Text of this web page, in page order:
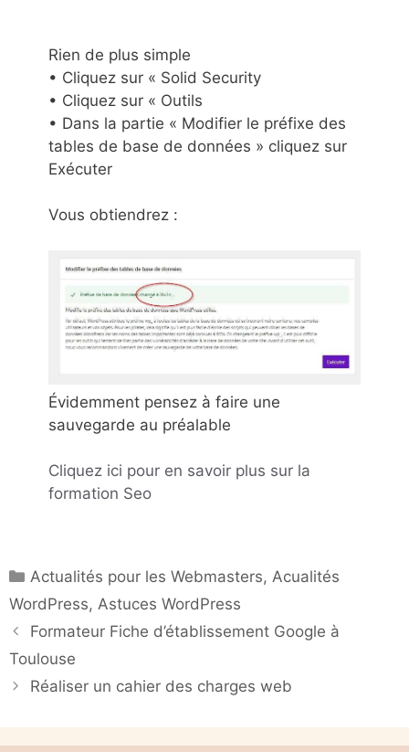
Rien de plus simple
• Cliquez sur « Solid Security
• Cliquez sur « Outils
• Dans la partie « Modifier le préfixe des
tables de base de données » cliquez sur
Exécuter
Vous obtiendrez :
Évidemment pensez à faire une
sauvegarde au préalable
Cliquez ici pour en savoir plus sur la
formation Seo
Catégories
Actualités pour les Webmasters, Acualités
WordPress, Astuces WordPress
Formateur Fiche d’établissement Google à
Toulouse
Réaliser un cahier des charges web